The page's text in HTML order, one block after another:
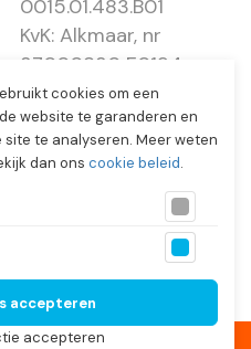
0015.01.483.B01
KvK: Alkmaar, nr
37000830 E0194 -
EBO 505
Heiloo Netherlands
cookies om een
website te garanderen en
site te analyseren. Meer weten
dan ons cookie beleid.
accepteren
accepteren